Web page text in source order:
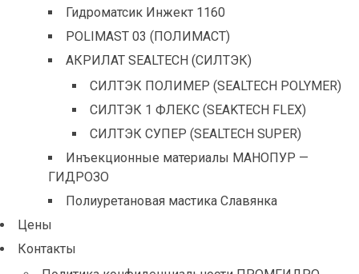
Гидроматсик Инжект 1160
POLIMAST 03 (ПОЛИМАСТ)
АКРИЛАТ SEALTECH (СИЛТЭК)
СИЛТЭК ПОЛИМЕР (SEALTECH POLYMER)
СИЛТЭК 1 ФЛЕКС (SEAKTECH FLEX)
СИЛТЭК СУПЕР (SEALTECH SUPER)
Инъекционные материалы МАНОПУР —
ГИДРОЗО
Полиуретановая мастика Славянка
Цены
Контакты